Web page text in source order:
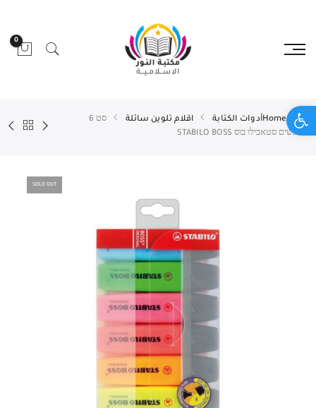
Open toolbar
0
Homeأدوات الكتابة اقلام تلوين سائلة
סט 6
מדגשים סטאבילו בוס STABILO BOSS
SOLD OUT